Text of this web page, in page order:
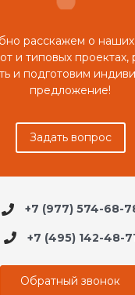
расскажем о наших
и типовых проектах,
и подготовим
предложение!
Задать вопрос
+7 (977) 574-68-
+7 (495) 142-48-
Обратный звонок